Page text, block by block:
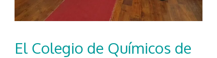
El Colegio de Químicos de